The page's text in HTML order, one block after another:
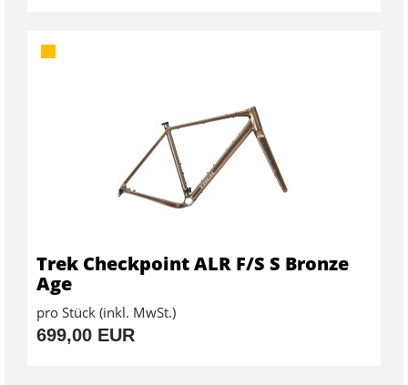
Trek Checkpoint ALR F/S S Bronze
Age
pro Stück (inkl. MwSt.)
699,00 EUR